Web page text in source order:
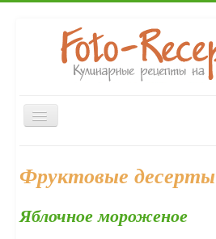
Включить/
выключить
Десерты Выпечка Напитки
Форум
Фруктовые десерты
Яблочное мороженое